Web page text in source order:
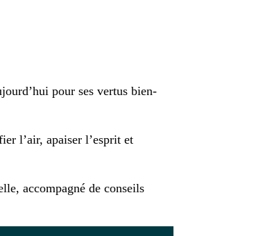
pour ses vertus bien-
l’air, apaiser l’esprit et
accompagné de conseils